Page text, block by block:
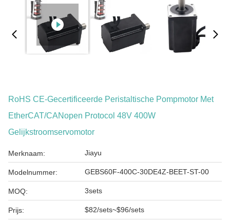
RoHS CE-Gecertificeerde Peristaltische Pompmotor Met
EtherCAT/CANopen Protocol 48V 400W
Gelijkstroomservomotor
Merknaam: Jiayu
Modelnummer: GEBS60F-400C-30DE4Z-BEET-ST-00
MOQ: 3sets
Prijs: $82/sets~$96/sets